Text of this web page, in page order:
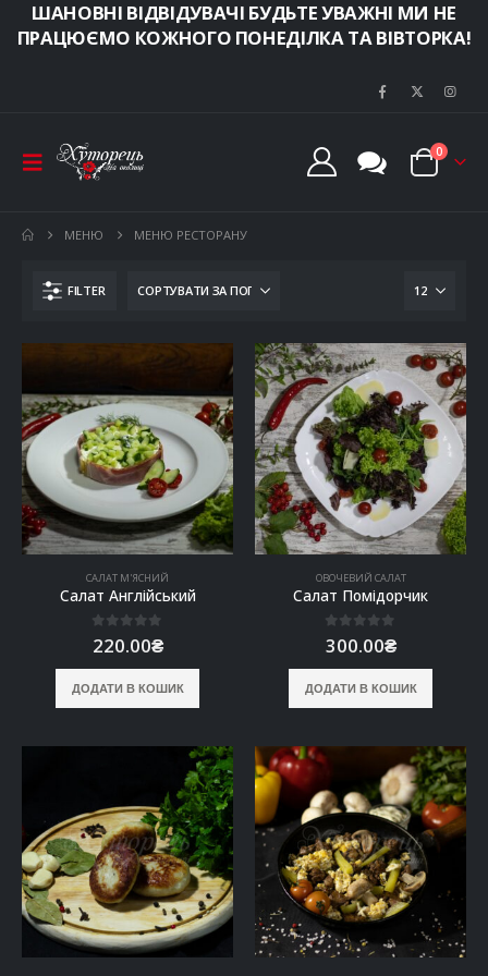
ШАНОВНІ ВІДВІДУВАЧІ БУДЬТЕ УВАЖНІ МИ НЕ
ПРАЦЮЄМО КОЖНОГО ПОНЕДІЛКА ТА ВІВТОРКА!
0
МЕНЮ МЕНЮ РЕСТОРАНУ
FILTER
САЛАТ М'ЯСНИЙ
Салат Англійський
0out of 5
220.00₴
ДОДАТИ В КОШИК
ОВОЧЕВИЙ САЛАТ
Салат Помідорчик
0out of 5
300.00₴
ДОДАТИ В КОШИК